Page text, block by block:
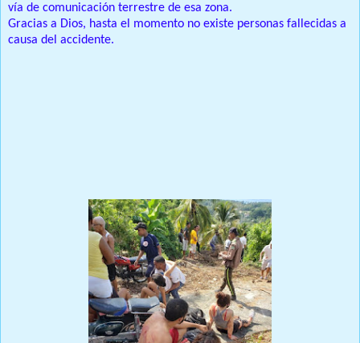
vía de comunicación terrestre de esa zona.
Gracias a Dios, hasta el momento no existe personas fallecidas a
causa del accidente.